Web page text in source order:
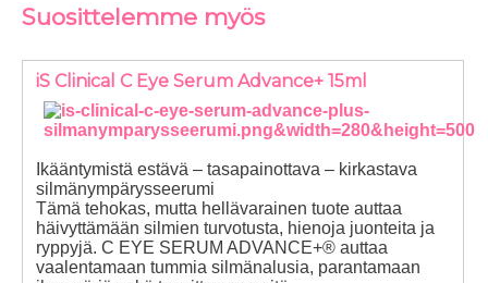
Suosittelemme myös
iS Clinical C Eye Serum Advance+ 15ml
Ikääntymistä estävä – tasapainottava – kirkastava
silmänympärysseerumi
Tämä tehokas, mutta hellävarainen tuote auttaa
häivyttämään silmien turvotusta, hienoja juonteita ja
ryppyjä. C EYE SERUM ADVANCE+® auttaa
vaalentamaan tummia silmänalusia, parantamaan